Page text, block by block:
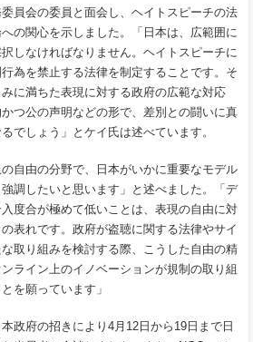
員会の委員と面会し、ヘイトスピーチの法
の関心を示しました。「日本は、広範囲に
しなければなりません。ヘイトスピーチに
為を禁止する法律を制定することです。そ
に満ちた表現に対する政府の広範な対応
つ公の声明などの形で、差別との闘いに真
でしょう」とケイ氏は述べています。
自由の分野で、日本がいかに重要なモデル
調したいと思います」と述べました。「デ
度合が極めて低いことは、表現の自由に対
表れです。政府が盗聴に関する法律やサイ
取り組みを検討する際、こうした自由の精
ライン上のイノベーションが規制の取り組
を願っています」
政府の招きにより4月12日から19日まで日